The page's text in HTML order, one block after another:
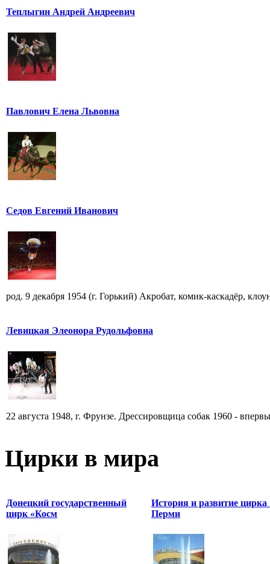
Теплыгин Андрей Андреевич
Павлович Елена Львовна
Седов Евгений Иванович
род. 9 декабря 1954 (г. Горький) Акробат, комик-каскадёр,
Левицкая Элеонора Рудольфовна
22 августа 1948, г. Фрунзе. Дрессировщица собак 1960 -
Цирки в мира
Донецкий государственный
цирк «Косм
История и развитие цирка
Перми